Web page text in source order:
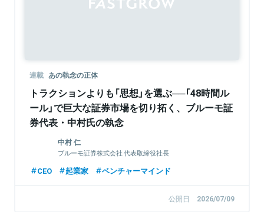
連載 あの執念の正体
トラクションよりも「思想」を選ぶ──「48時間ル
ール」で巨大な証券市場を切り拓く、ブルーモ証
券代表・中村氏の執念
中村 仁
ブルーモ証券株式会社 代表取締役社長
CEO 起業家 ベンチャーマインド
公開日 2026/07/09